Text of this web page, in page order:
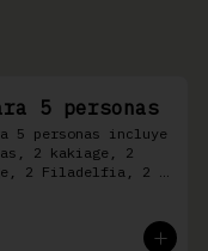
5 personas
5 personas incluye
2 kakiage, 2
2 Filadelfia, 2